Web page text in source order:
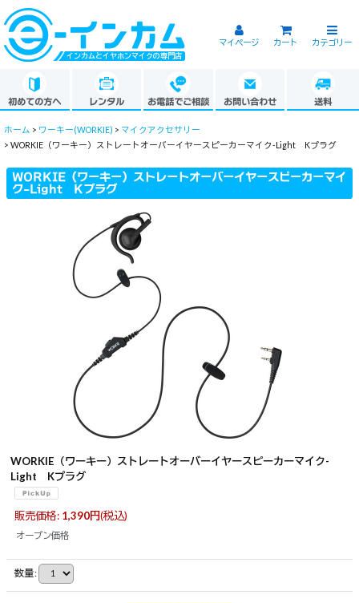
カテゴリー
インカムとイヤホンマイクの専門店
マイページ カート
初めての方へ レンタル お電話でご相談 お問い合わせ 送料
ホーム > ワーキー(WORKIE) > マイクアクセサリー
> WORKIE（ワーキー）ストレートオーバーイヤースピーカーマイク-Light Kプラグ
WORKIE（ワーキー）ストレートオーバーイヤースピーカーマイ
ク-Light Kプラグ
WORKIE（ワーキー）ストレートオーバーイヤースピーカーマイク-
Light Kプラグ
販売価格: 1,390円(税込)
オープン価格
数量: